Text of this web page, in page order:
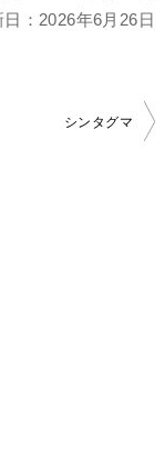
： 2026年6月26日
シンタグマ